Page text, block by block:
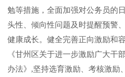
勉等措施，全面加强对公务员的
头性、倾向性问题及时提醒预警
健康成长。健全完善正向激励和
《甘州区关于进一步激励广大干
办法》,坚持选育激励、考核激励